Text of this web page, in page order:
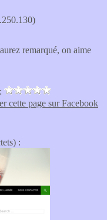
remarqué, on aime
cette page sur Facebook
: